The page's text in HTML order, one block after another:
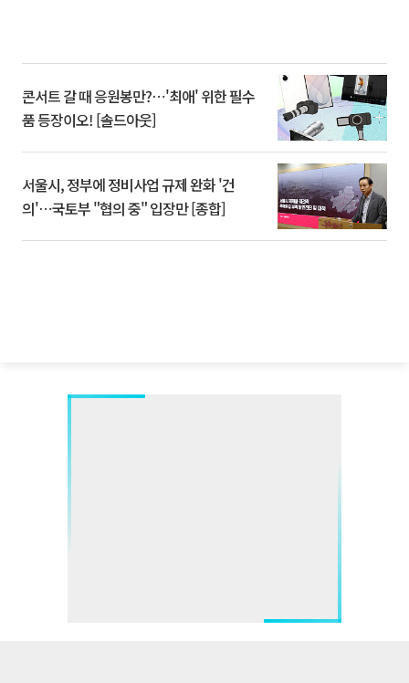
콘서트 갈 때 응원봉만?⋯'최애' 위한 필수
품 등장이오! [솔드아웃]
서울시, 정부에 정비사업 규제 완화 '건
의'⋯국토부 "협의 중" 입장만 [종합]